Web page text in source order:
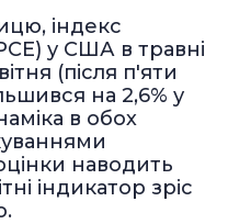
індекс
у США в травні
(після п'яти
на 2,6% у
в обох
наводить
індикатор зріс